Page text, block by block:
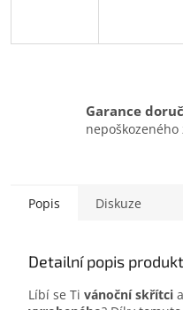
Garance
nepoškozeného
Popis Diskuze
Detailní popis
Líbí se Ti vánoční skřítci